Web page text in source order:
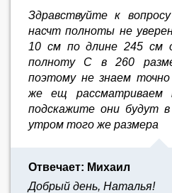
Здравствуйте к
насчт полноты не
10 см по длине 245 см
полноту С в 260
поэтому не знаем
же ещ рассматриваем
подскажите они будут
утром того же размера
Отвечает: Михаил
Добрый день, Наталья!